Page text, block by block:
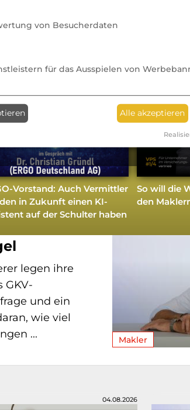
Vorstand: Auch Vermittler
in Zukunft einen KI-
auf der Schulter haben
So will die
den
dvb-Redaktion
Makler
legen ihre
GKV-
und ein
wie viel
...
04.08.2026
von Besucherdaten
für das Ausspielen von
Alle akzeptieren